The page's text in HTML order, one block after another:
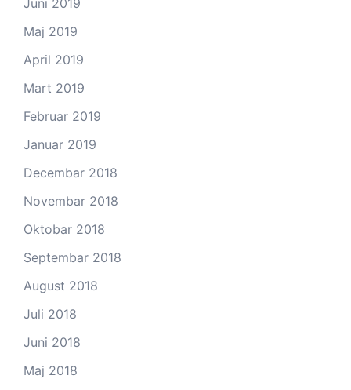
Juni 2019
Maj 2019
April 2019
Mart 2019
Februar 2019
Januar 2019
Decembar 2018
Novembar 2018
Oktobar 2018
Septembar 2018
August 2018
Juli 2018
Juni 2018
Maj 2018